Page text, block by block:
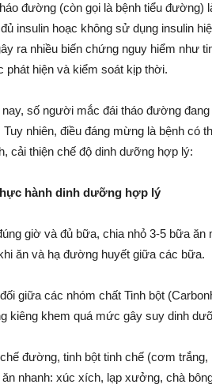
đường (còn gọi là bệnh tiểu đường)
insulin hoạc không sử dụng insulin
ra nhiều biến chứng nguy hiểm như
phát hiện và kiểm soát kịp thời.
nay, số người mắc đái tháo đường
Tuy nhiên, điều đáng mừng là bệnh có
cải thiện chế độ dinh dưỡng hợp lý:
hành dinh dưỡng hợp lý
giờ và đủ bữa, chia nhỏ 3-5 bữa
ăn và hạ đường huyết giữa các bữa.
giữa các nhóm chất Tinh bột
kiêng khem quá mức gây suy dinh
đường, tinh bột tinh chế (cơm
nhanh: xúc xích, lạp xưởng, chà